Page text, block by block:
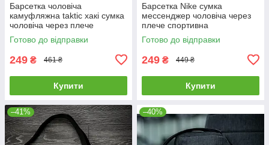
Барсетка чоловіча
камуфляжна taktic хакі сумка
чоловіча через плече
месенджер тканинний
Готово до відправки
249 ₴ 461 ₴
Купити
Барсетка Nike сумка
мессенджер чоловіча через
плече спортивна
повсякденна найк
Готово до відправки
249 ₴ 449 ₴
Купити
–41% –40%